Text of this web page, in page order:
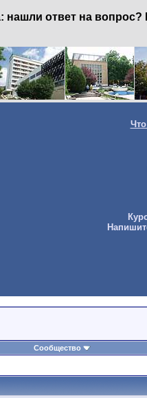
ответ на
Сообщество